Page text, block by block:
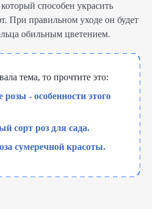
способен украсить
При правильном уходе он будет
обильным цветением.
тема, то прочтите это:
- особенности этого
сорт роз для сада.
сумеречной красоты.